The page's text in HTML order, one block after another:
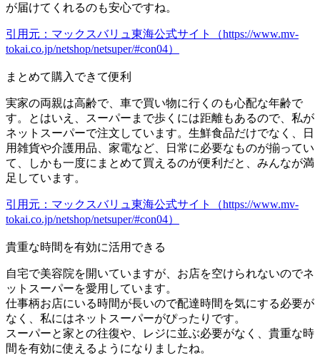
が届けてくれるのも安心ですね。
引用元：マックスバリュ東海公式サイト（https://www.mv-
tokai.co.jp/netshop/netsuper/#con04）
まとめて購入できて便利
実家の両親は高齢で、車で買い物に行くのも心配な年齢で
す。とはいえ、スーパーまで歩くには距離もあるので、私が
ネットスーパーで注文しています。生鮮食品だけでなく、日
用雑貨や介護用品、家電など、日常に必要なものが揃ってい
て、しかも一度にまとめて買えるのが便利だと、みんなが満
足しています。
引用元：マックスバリュ東海公式サイト（https://www.mv-
tokai.co.jp/netshop/netsuper/#con04）
貴重な時間を有効に活用できる
自宅で美容院を開いていますが、お店を空けられないのでネ
ットスーパーを愛用しています。
仕事柄お店にいる時間が長いので配達時間を気にする必要が
なく、私にはネットスーパーがぴったりです。
スーパーと家との往復や、レジに並ぶ必要がなく、貴重な時
間を有効に使えるようになりましたね。